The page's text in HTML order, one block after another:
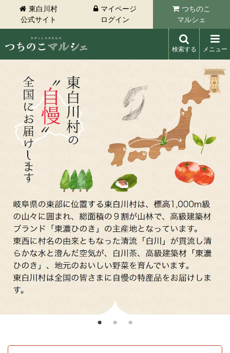
東白川村
公式サイト
マイページ
ログイン
つちのこ
マルシェ
検索する メニュー